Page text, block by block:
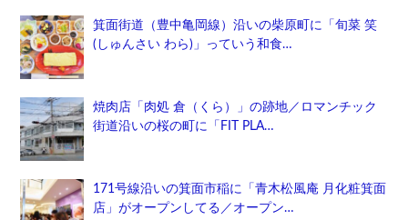
箕面街道（豊中亀岡線）沿いの柴原町に「旬菜 笑
(しゅんさい わら)」っていう和食…
焼肉店「肉処 倉（くら）」の跡地／ロマンチック
街道沿いの桜の町に「FIT PLA…
171号線沿いの箕面市稲に「青木松風庵 月化粧箕面
店」がオープンしてる／オープン…